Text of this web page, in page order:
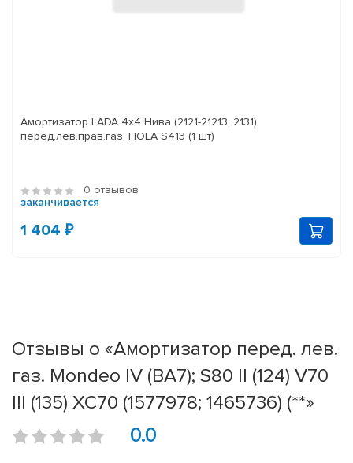
Амортизатор LADA 4x4 Нива (2121-21213, 2131)
перед.лев.прав.газ. HOLA S413 (1 шт)
0 отзывов
заканчивается
1 404 ₽
Отзывы о «Амортизатор перед. лев.
газ. Mondeo IV (BA7); S80 II (124) V70
III (135) XC70 (1577978; 1465736) (**»
0.0